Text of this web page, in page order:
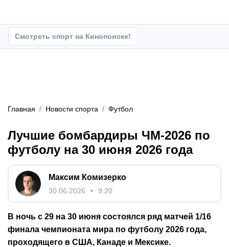
Смотреть спорт на Кинопоиске!
Главная Новости спорта Футбол
Лучшие бомбардиры ЧМ-2026 по
футболу на 30 июня 2026 года
Максим Комизерко
30.06.2026 9:20
В ночь с 29 на 30 июня состоялся ряд матчей 1/16
финала чемпионата мира по футболу 2026 года,
проходящего в США, Канаде и Мексике.